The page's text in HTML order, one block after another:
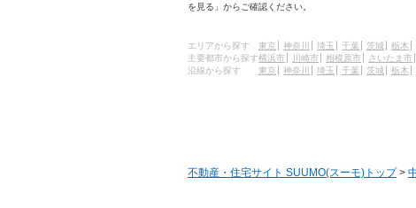
を見る」からご確認ください。
エリアから探す 東京 神奈川 埼玉 千葉 茨城 栃木
主要都市から探す横浜市 川崎市 相模原市 さいたま市
沿線から探す
東京 神奈川 埼玉 千葉 茨城 栃木
不動産・住宅サイト SUUMO(スーモ)トップ>